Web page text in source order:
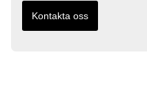
Kontakta oss